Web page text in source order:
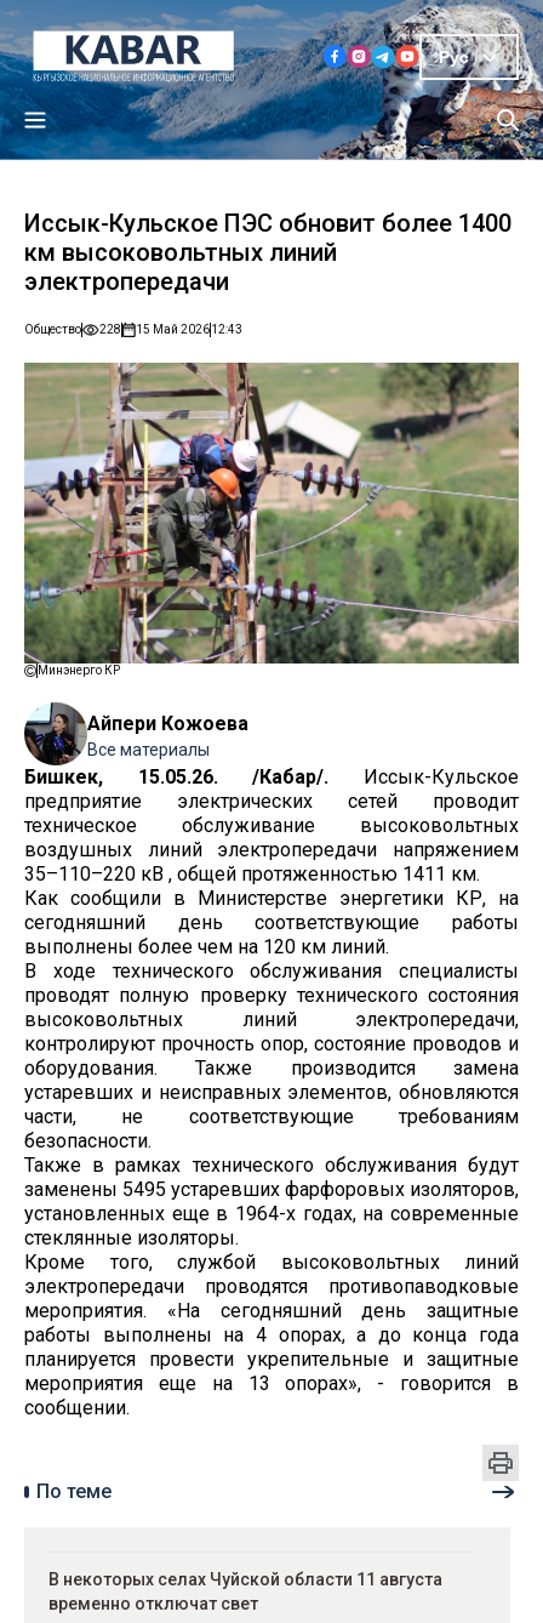
Рус
Иссык-Кульское ПЭС обновит более 1400
км высоковольтных линий
электропередачи
Общество 228 15 Май 202612:43
Минэнерго КР
Айпери Кожоева
Все материалы
Бишкек, 15.05.26. /Кабар/.
Иссык-Кульское
предприятие электрических сетей проводит
техническое обслуживание высоковольтных
воздушных линий электропередачи напряжением
35–110–220 кВ , общей протяженностью 1411 км.
Как сообщили в Министерстве энергетики КР, на
сегодняшний день соответствующие работы
выполнены более чем на 120 км линий.
В ходе технического обслуживания специалисты
проводят полную проверку технического состояния
высоковольтных линий электропередачи,
контролируют прочность опор, состояние проводов и
оборудования. Также производится замена
устаревших и неисправных элементов, обновляются
части, не соответствующие требованиям
безопасности.
Также в рамках технического обслуживания будут
заменены 5495 устаревших фарфоровых изоляторов,
установленных еще в 1964-х годах, на современные
стеклянные изоляторы.
Кроме того, службой высоковольтных линий
электропередачи проводятся противопаводковые
мероприятия. «На сегодняшний день защитные
работы выполнены на 4 опорах, а до конца года
планируется провести укрепительные и защитные
мероприятия еще на 13 опорах», - говорится в
сообщении.
По теме
В некоторых селах Чуйской области 11 августа
временно отключат свет